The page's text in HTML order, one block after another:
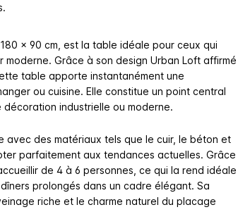
x 90 cm, est la table idéale pour ceux qui
Grâce à son design Urban Loft affirmé
table apporte instantanément une
ou cuisine. Elle constitue un point central
industrielle ou moderne.
avec des matériaux tels que le cuir, le béton et
parfaitement aux tendances actuelles. Grâce
de 4 à 6 personnes, ce qui la rend idéale
prolongés dans un cadre élégant. Sa
riche et le charme naturel du placage